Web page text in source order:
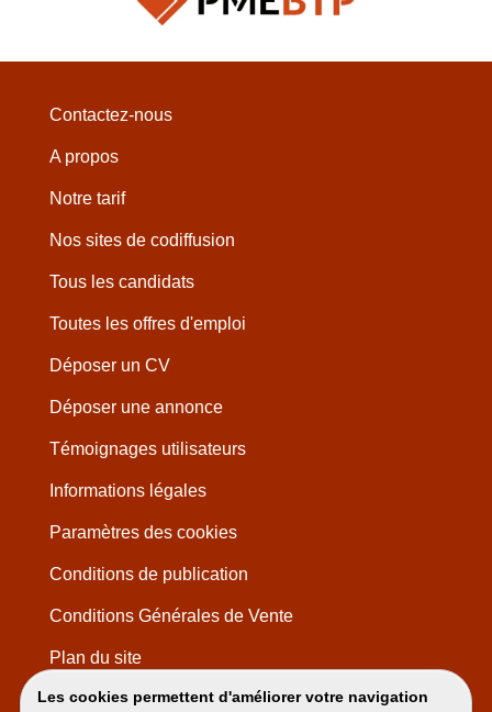
Les cookies permettent d'améliorer votre navigation
Contactez-nous
A propos
Notre tarif
Nos sites de codiffusion
Tous les candidats
Toutes les offres d'emploi
Déposer un CV
Déposer une annonce
Témoignages utilisateurs
Informations légales
Paramètres des cookies
Conditions de publication
Conditions Générales de Vente
Plan du site